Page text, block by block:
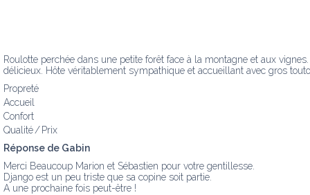
Roulotte perchée dans une petite forêt face à la montagne et aux
délicieux. Hôte véritablement sympathique et accueillant avec gros
Propreté
Accueil
Confort
Qualité / Prix
Réponse de Gabin
Merci Beaucoup Marion et Sébastien pour votre gentillesse.
Django est un peu triste que sa copine soit partie.
A une prochaine fois peut-être !